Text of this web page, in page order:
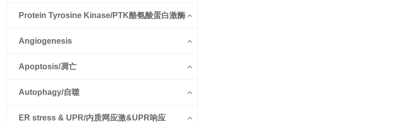
Protein Tyrosine Kinase/PTK酪氨酸蛋白激酶
Angiogenesis
Apoptosis/凋亡
Autophagy/自噬
ER stress & UPR/内质网应激&UPR响应